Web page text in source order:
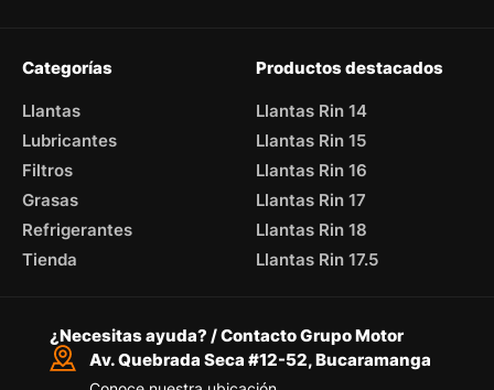
Categorías
Llantas
Lubricantes
Filtros
Grasas
Refrigerantes
Tienda
Productos destacados
Llantas Rin 14
Llantas Rin 15
Llantas Rin 16
Llantas Rin 17
Llantas Rin 18
Llantas Rin 17.5
¿Necesitas ayuda? / Contacto Grupo Motor
Av. Quebrada Seca #12-52, Bucaramanga